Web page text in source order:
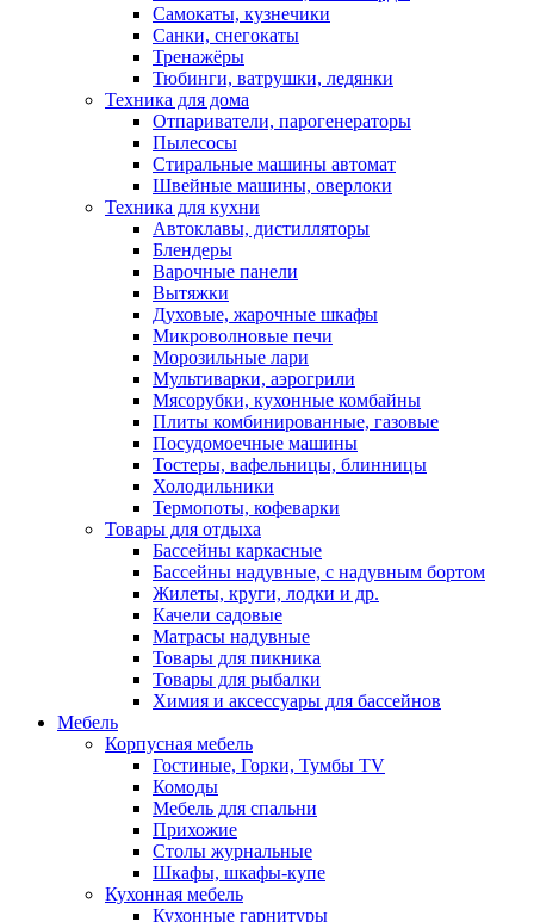
Самокаты, кузнечики
Санки, снегокаты
Тренажёры
Тюбинги, ватрушки, ледянки
Техника для дома
Отпариватели, парогенераторы
Пылесосы
Стиральные машины автомат
Швейные машины, оверлоки
Техника для кухни
Автоклавы, дистилляторы
Блендеры
Варочные панели
Вытяжки
Духовые, жарочные шкафы
Микроволновые печи
Морозильные лари
Мультиварки, аэрогрили
Мясорубки, кухонные комбайны
Плиты комбинированные, газовые
Посудомоечные машины
Тостеры, вафельницы, блинницы
Холодильники
Термопоты, кофеварки
Товары для отдыха
Бассейны каркасные
Бассейны надувные, с надувным бортом
Жилеты, круги, лодки и др.
Качели садовые
Матрасы надувные
Товары для пикника
Товары для рыбалки
Химия и аксессуары для бассейнов
Мебель
Корпусная мебель
Гостиные, Горки, Тумбы TV
Комоды
Мебель для спальни
Прихожие
Столы журнальные
Шкафы, шкафы-купе
Кухонная мебель
Кухонные гарнитуры